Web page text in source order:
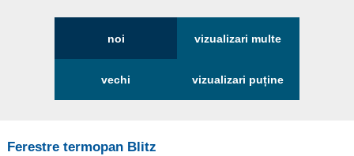
noi
vechi
vizualizari multe
vizualizari puține
Ferestre termopan Blitz